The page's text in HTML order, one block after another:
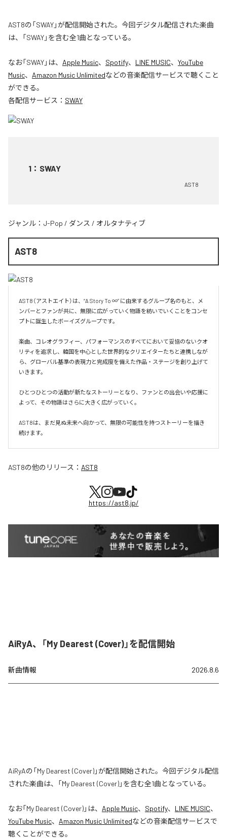
AST8の「SWAY」が配信開始された。今回デジタル配信された楽曲
は、「SWAY」を含む全1曲となっている。
なお「SWAY」は、 Apple Music、 Spotify、 LINE MUSIC、 YouTube
Music、 Amazon Music Unlimitedなどの音楽配信サービスで聴くこと
ができる。
各配信サービス： SWAY
1 ： SWAY
AST8
ジャンル： J-Pop / ダンス / オルタナティブ
AST8
AST8（アストエイト）は、“A Story To ∞” に由来するグループ名のもと、メ
ンバーとファンが共に、無限に広がっていく物語を紡いでいくことをコンセ
プトに誕生したボーイズグループです。
楽曲、コレオグラフィー、パフォーマンスのすべてにおいて妥協のないクオ
リティを追求し、韓国を中心とした世界的なクリエイターたちと連携しなが
ら、グローバル基準の表現力と完成度を備えた作品・ステージを創り上げて
いきます。
ひとつひとつの活動が新たなストーリーとなり、ファンとの出会いや応援に
よって、その物語はさらに大きく広がっていく。
AST8は、まだ見ぬ未来へ向かって、無限の可能性を持つストーリーを描き
続けます。
AST8の他のリリース： AST8
https://ast8.jp/
AiRyA、「My Dearest (Cover)」を配信開始
新曲情報 2026.8.6
AiRyAの「My Dearest (Cover)」が配信開始された。今回デジタル配信
された楽曲は、「My Dearest (Cover)」を含む全1曲となっている。
なお「My Dearest (Cover)」は、 Apple Music、 Spotify、 LINE MUSIC、
YouTube Music、 Amazon Music Unlimitedなどの音楽配信サービスで
聴くことができる。